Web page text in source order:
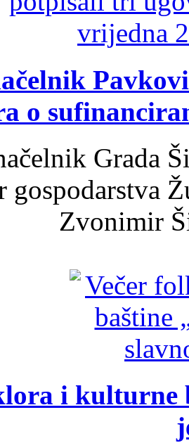
o
Grada
gospodarstva
Zvonimir
i kulturne